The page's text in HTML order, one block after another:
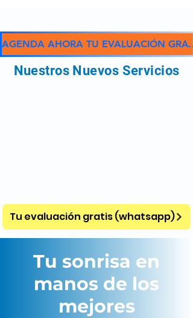
AGENDA AHORA TU EVALUACIÓN GRATIS; LLÁMANOS
Nuestros Nuevos Servicios
Tu evaluación gratis (whatsapp)
Tu sonrisa en
manos de los
mejores